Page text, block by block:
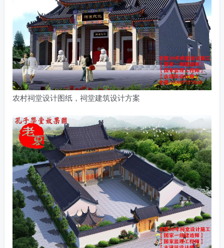
农村祠堂设计图纸，祠堂建筑设计方案